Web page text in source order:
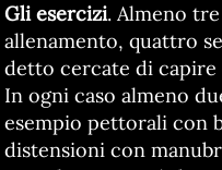
Gli esercizi. Almeno
allenamento, quattro
detto cercate di capire
In ogni caso almeno
esempio pettorali con
distensioni con